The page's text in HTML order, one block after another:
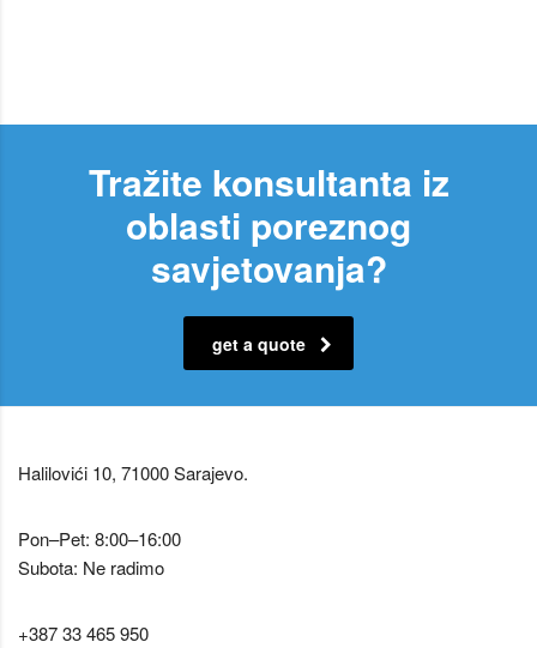
Tražite konsultanta iz
oblasti poreznog
savjetovanja?
get a quote
Halilovići 10, 71000 Sarajevo.
Pon–Pet: 8:00–16:00
Subota: Ne radimo
+387 33 465 950